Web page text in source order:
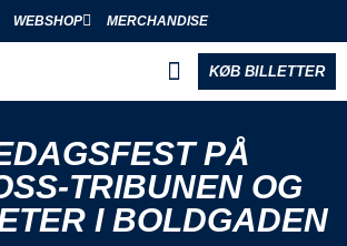
WEBSHOP MERCHANDISE
KØB BILLETTER
PÅ
TRIBUNEN OG
I BOLDGADEN